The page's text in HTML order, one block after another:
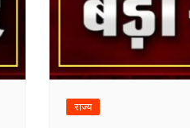
राज्य